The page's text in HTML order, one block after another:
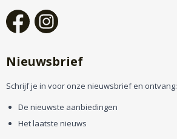
Nieuwsbrief
Schrijf je in voor onze nieuwsbrief en ontvang:
De nieuwste aanbiedingen
Het laatste nieuws